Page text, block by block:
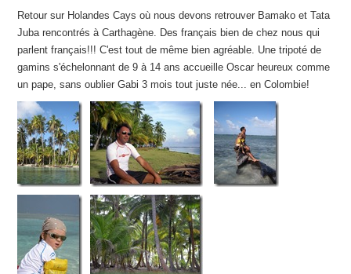
Retour sur Holandes Cays où nous devons retrouver Bamako et Tata
Juba rencontrés à Carthagène. Des français bien de chez nous qui
parlent français!!! C'est tout de même bien agréable. Une tripoté de
gamins s'échelonnant de 9 à 14 ans accueille Oscar heureux comme
un pape, sans oublier Gabi 3 mois tout juste née... en Colombie!